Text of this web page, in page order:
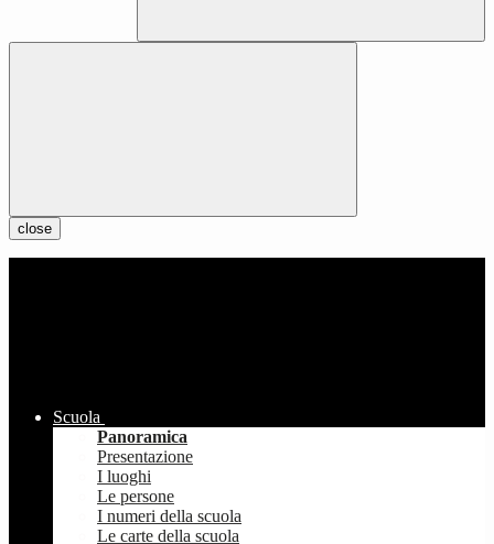
close
Scuola
Panoramica
Presentazione
I luoghi
Le persone
I numeri della scuola
Le carte della scuola